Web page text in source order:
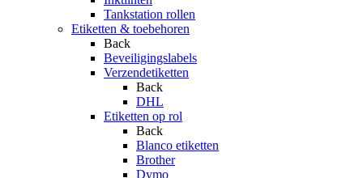
Tankstation rollen
Etiketten & toebehoren
Back
Beveiligingslabels
Verzendetiketten
Back
DHL
Etiketten op rol
Back
Blanco etiketten
Brother
Dymo